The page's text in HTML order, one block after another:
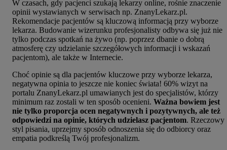
W czasach, gdy pacjenci szukają lekarzy online, rośnie znaczenie
opinii wystawianych w serwisach np. ZnanyLekarz.pl.
Rekomendacje pacjentów są kluczową informacją przy wyborze
lekarza. Budowanie wizerunku profesjonalisty odbywa się już nie
tylko podczas spotkań na żywo (np. poprzez dbanie o dobrą
atmosferę czy udzielanie szczegółowych informacji i wskazań
pacjentom), ale także w Internecie.
Choć opinie są dla pacjentów kluczowe przy wyborze lekarza,
negatywna opinia to jeszcze nie koniec świata! 60% wizyt na
portalu ZnanyLekarz.pl umawianych jest do specjalistów, którzy
minimum raz zostali w ten sposób ocenieni. Ważna bowiem jest
nie tylko proporcja ocen negatywnych i pozytywnych, ale też
odpowiedzi na opinie, których udzielasz pacjentom. Rzeczowy
styl pisania, uprzejmy sposób odnoszenia się do odbiorcy oraz
empatia podkreślą Twój profesjonalizm.